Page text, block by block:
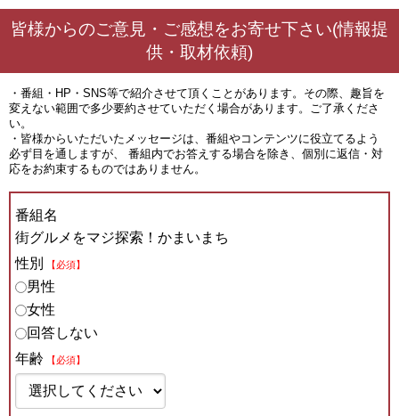
皆様からのご意見・ご感想をお寄せ下さい(情報提
供・取材依頼)
・番組・HP・SNS等で紹介させて頂くことがあります。その際、趣旨を
変えない範囲で多少要約させていただく場合があります。ご了承くださ
い。
・皆様からいただいたメッセージは、番組やコンテンツに役立てるよう
必ず目を通しますが、 番組内でお答えする場合を除き、個別に返信・対
応をお約束するものではありません。
番組名
街グルメをマジ探索！かまいまち
性別
【必須】
男性
女性
回答しない
年齢
【必須】